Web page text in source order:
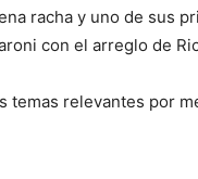
racha y uno de sus
con el arreglo de
temas relevantes por